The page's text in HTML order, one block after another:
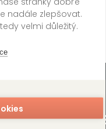
nadále zlepšovat.
velmi důležitý.